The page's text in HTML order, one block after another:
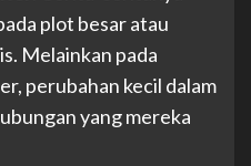
plot besar atau
Melainkan pada
perubahan kecil dalam
yang mereka